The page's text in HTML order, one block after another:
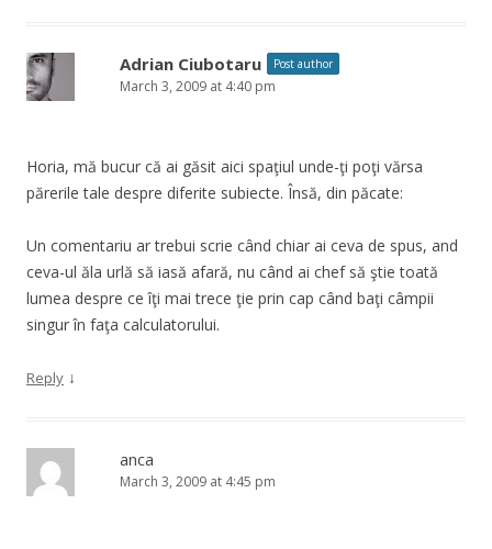
Adrian Ciubotaru Post author
March 3, 2009 at 4:40 pm
Horia, mă bucur că ai găsit aici spaţiul unde-ţi poţi vărsa
părerile tale despre diferite subiecte. Însă, din păcate:
Un comentariu ar trebui scrie când chiar ai ceva de spus, and
ceva-ul ăla urlă să iasă afară, nu când ai chef să ştie toată
lumea despre ce îţi mai trece ţie prin cap când baţi câmpii
singur în faţa calculatorului.
Reply ↓
anca
March 3, 2009 at 4:45 pm